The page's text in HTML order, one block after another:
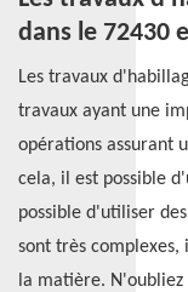
dans le 72430
Les travaux
travaux ayant une
opérations assurant
cela, il est possible
possible d'utiliser
sont très
la matière.